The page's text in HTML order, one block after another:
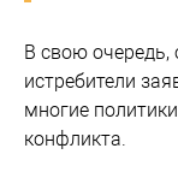
В свою очередь,
истребители
многие
конфликта.